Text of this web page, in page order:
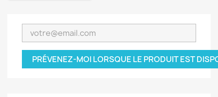
PRÉVENEZ-MOI LORSQUE LE PRODUIT EST